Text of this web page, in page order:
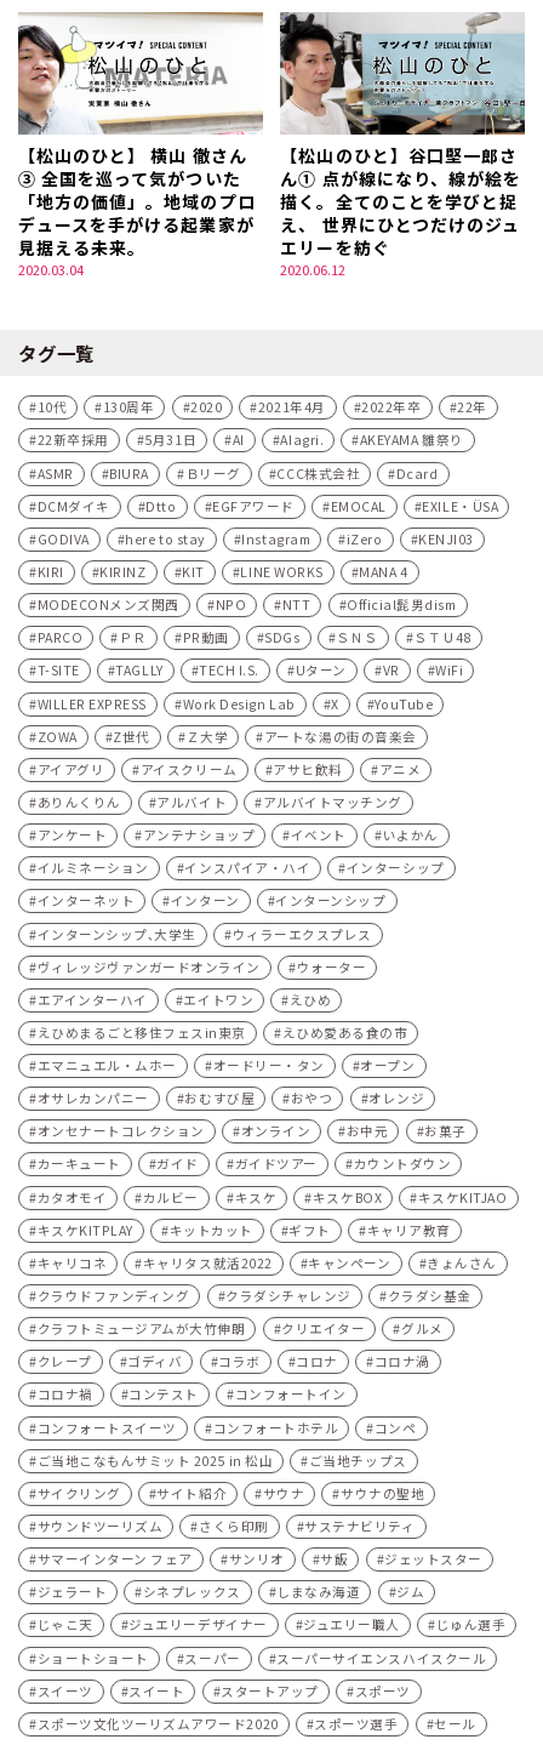
【松山のひと】 横山 徹さん
③ 全国を巡って気がついた
「地方の価値」。地域のプロ
デュースを手がける起業家が
見据える未来。
2020.03.04
【松山のひと】谷口堅一郎さ
ん① 点が線になり、線が絵を
描く。全てのことを学びと捉
え、 世界にひとつだけのジュ
エリーを紡ぐ
2020.06.12
タグ一覧
10代 130周年 2020 2021年4月 2022年卒
22年
22新卒採用
5月31日 AI AIagri.
AKEYAMA 雛祭り
ASMR
BIURA Ｂリーグ CCC株式会社
Dcard
DCMダイキ
Dtto EGFアワード EMOCAL
EXILE・ÜSA
GODIVA
here to stay Instagram iZero
KENJI03
KIRI
KIRINZ KIT LINE WORKS
MANA 4
MODECONメンズ関西
NPO NTT
Official髭男dism
PARCO
ＰＲ PR動画 SDGs ＳＮＳ
ＳＴＵ48
T-SITE
TAGLLY TECH I.S. Uターン VR
WiFi
WILLER EXPRESS
Work Design Lab X
YouTube
ZOWA
Z世代 Ｚ大学
アートな湯の街の音楽会
アイアグリ
アイスクリーム アサヒ飲料
アニメ
ありんくりん
アルバイト
アルバイトマッチング
アンケート
アンテナショップ イベント
いよかん
イルミネーション
インスパイア・ハイ
インターシップ
インターネット
インターン
インターンシップ
インターンシップ､大学生
ウィラーエクスプレス
ヴィレッジヴァンガードオンライン
ウォーター
エアインターハイ
エイトワン
えひめ
えひめまるごと移住フェスin東京
えひめ愛ある食の市
エマニュエル・ムホー
オードリー・タン
オープン
オサレカンパニー
おむすび屋 おやつ
オレンジ
オンセナートコレクション
オンライン お中元
お菓子
カーキュート
ガイド ガイドツアー
カウントダウン
カタオモイ
カルビー キスケ キスケBOX
キスケKITJAO
キスケKITPLAY
キットカット ギフト
キャリア教育
キャリコネ
キャリタス就活2022 キャンペーン
きょんさん
クラウドファンディング
クラダシチャレンジ
クラダシ基金
クラフトミュージアムが大竹伸朗
クリエイター
グルメ
クレープ
ゴディバ コラボ コロナ
コロナ渦
コロナ禍
コンテスト
コンフォートイン
コンフォートスイーツ
コンフォートホテル
コンペ
ご当地こなもんサミット 2025 in 松山
ご当地チップス
サイクリング
サイト紹介 サウナ
サウナの聖地
サウンドツーリズム
さくら印刷
サステナビリティ
サマーインターン フェア
サンリオ サ飯
ジェットスター
ジェラート
シネプレックス しまなみ海道
ジム
じゃこ天
ジュエリーデザイナー ジュエリー職人
じゅん選手
ショートショート
スーパー
スーパーサイエンスハイスクール
スイーツ
スイート スタートアップ
スポーツ
スポーツ文化ツーリズムアワード2020
スポーツ選手 セール